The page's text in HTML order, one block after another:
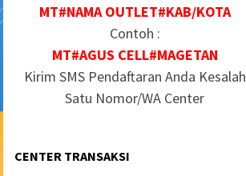
MT#NAMA OUTLET#KAB/KOTA
Contoh :
MT#AGUS CELL#MAGETAN
Kirim SMS Pendaftaran Anda Kesalah
Satu Nomor/WA Center
CENTER TRANSAKSI